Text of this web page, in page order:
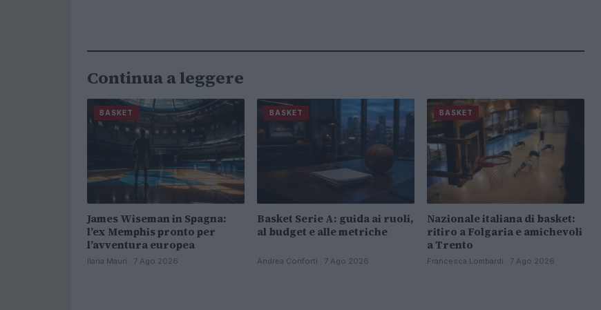
Continua a leggere
BASKET
James Wiseman in Spagna:
l’ex Memphis pronto per
l’avventura europea
Ilaria Mauri · 7 Ago 2026
BASKET
Basket Serie A: guida ai ruoli,
al budget e alle metriche
Andrea Conforti · 7 Ago 2026
BASKET
Nazionale italiana di basket:
ritiro a Folgaria e amichevoli
a Trento
Francesca Lombardi · 7 Ago 2026